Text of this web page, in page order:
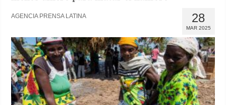
28
MAR 2025
AGENCIA PRENSA LATINA